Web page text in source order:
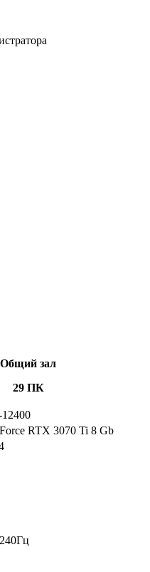
Общий зал
29 ПК
RTX 3070 Ti 8 Gb